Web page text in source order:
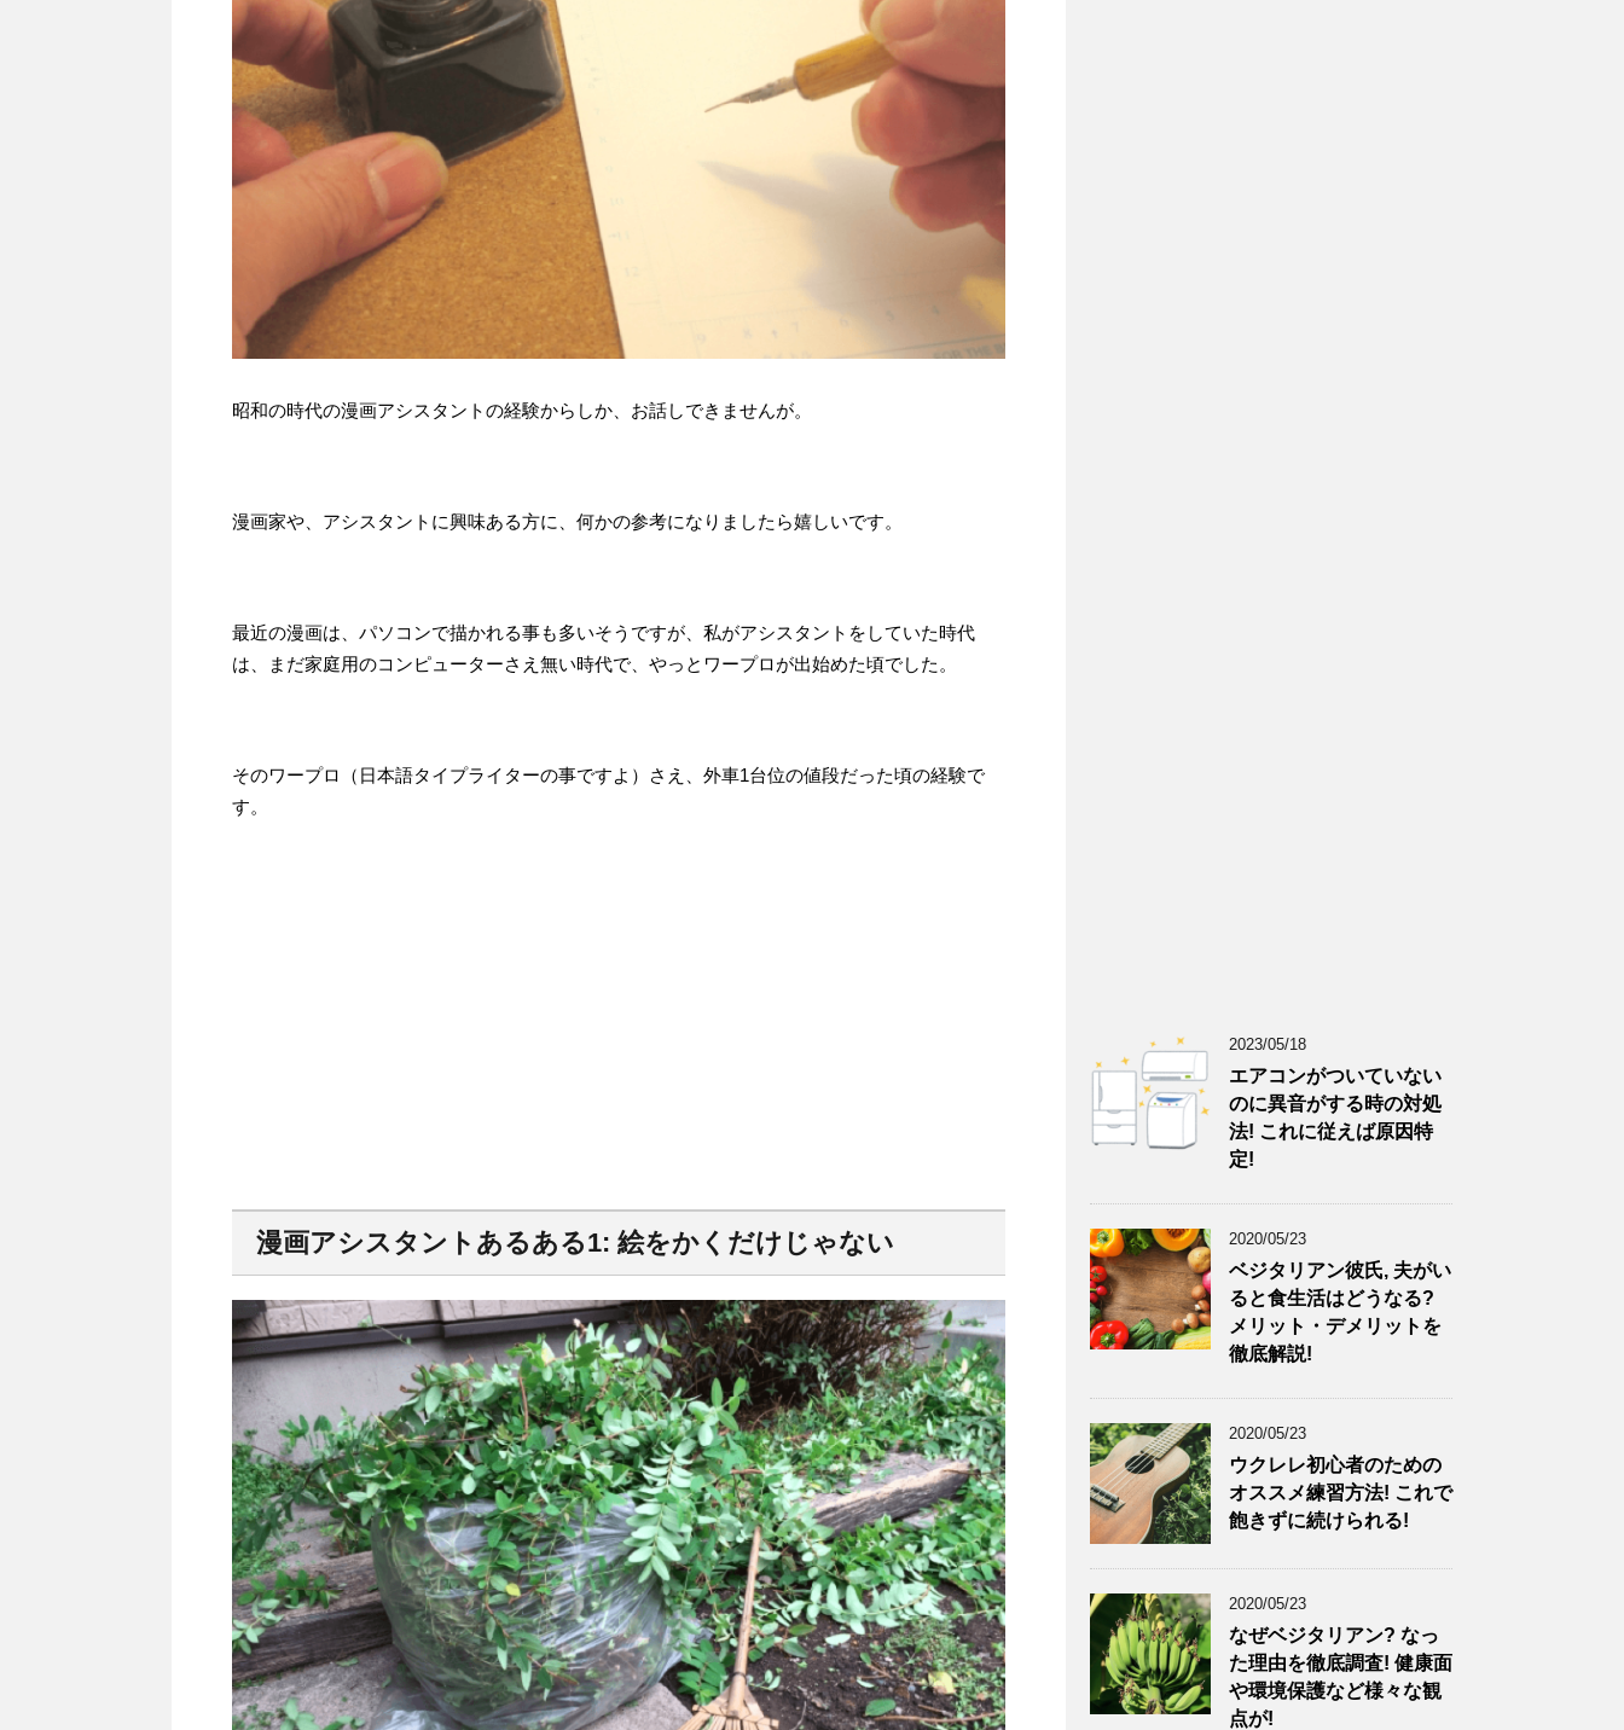
昭和の時代の漫画アシスタントの経験からしか、お話しできませんが。
漫画家や、アシスタントに興味ある方に、何かの参考になりましたら嬉しいです。
最近の漫画は、パソコンで描かれる事も多いそうですが、私がアシスタントをしていた時代
は、まだ家庭用のコンピューターさえ無い時代で、やっとワープロが出始めた頃でした。
そのワープロ（日本語タイプライターの事ですよ）さえ、外車1台位の値段だった頃の経験で
す。
漫画アシスタントあるある1: 絵をかくだけじゃない
2023/05/18
エアコンがついていない
のに異音がする時の対処
法! これに従えば原因特
定!
2020/05/23
ベジタリアン彼氏, 夫がい
ると食生活はどうなる?
メリット・デメリットを
徹底解説!
2020/05/23
ウクレレ初心者のための
オススメ練習方法! これで
飽きずに続けられる!
2020/05/23
なぜベジタリアン? なっ
た理由を徹底調査! 健康面
や環境保護など様々な観
点が!